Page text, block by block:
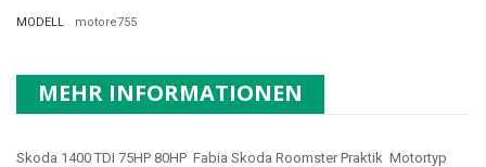
MODELL motore755
MEHR INFORMATIONEN
Skoda 1400 TDI 75HP 80HP Fabia Skoda Roomster Praktik Motortyp